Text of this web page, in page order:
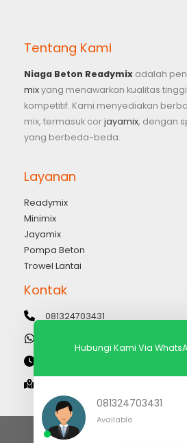
Tentang Kami
Niaga Beton Readymix adalah
mixyang menawarkan kualitas
kompetitif. Kami menyediakan
mix, termasuk corjayamix, dengan
yang berbeda-beda.
Layanan
Readymix
Minimix
Jayamix
Pompa Beton
Trowel Lantai
Kontak
081324703431
Hubungi Kami Via
081324703431
Available